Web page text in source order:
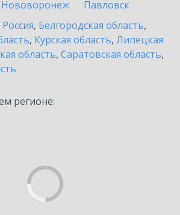
Нововоронеж
Павловск
Россия, Белгородская область,
, Курская область, Липецкая
область, Саратовская область,
регионе: